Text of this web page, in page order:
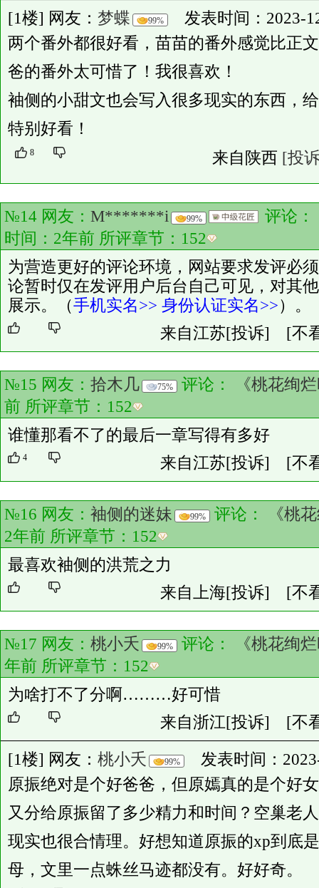
[1楼] 网友： 梦蝶 99%
发表时间：2023-
两个番外都很好看，苗苗的番外感觉比正
爸的番外太可惜了！我很喜欢！
袖侧的小甜文也会写入很多现实的东西，
特别好看！
8 来自陕西 [投
№14 网友： M*******i 99% 评论：
时间：2年前 所评章节： 152
为营造更好的评论环境，网站要求发评必
论暂时仅在发评用户后台自己可见，对其
展示。（手机实名>> 身份认证实名>>）。
来自江苏[投诉] [不
№15 网友： 拾木几 75% 评论：
《桃花绚
前 所评章节： 152
谁懂那看不了的最后一章写得有多好
4 来自江苏[投诉] [不
№16 网友： 袖侧的迷妹 99% 评论：
《桃
2年前 所评章节： 152
最喜欢袖侧的洪荒之力
来自上海[投诉] [不
№17 网友： 桃小夭 99% 评论：
《桃花绚
年前 所评章节： 152
为啥打不了分啊………好可惜
来自浙江[投诉] [不
[1楼] 网友： 桃小夭 99%
发表时间：
原振绝对是个好爸爸，但原嫣真的是个好
又分给原振留了多少精力和时间？空巢老
现实也很合情理。好想知道原振的xp到底
母，文里一点蛛丝马迹都没有。好好奇。